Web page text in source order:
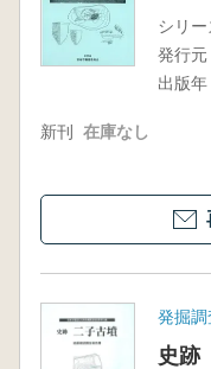
シリー
発行元
出版年
新刊 在庫なし
発掘
史